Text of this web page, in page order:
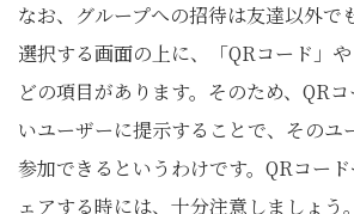
なお、グループへの招待は友達以外で
選択する画面の上に、「QRコード」
どの項目があります。そのため、QR
いユーザーに提示することで、そのユ
参加できるというわけです。QRコー
ェアする時には、十分注意しましょう。